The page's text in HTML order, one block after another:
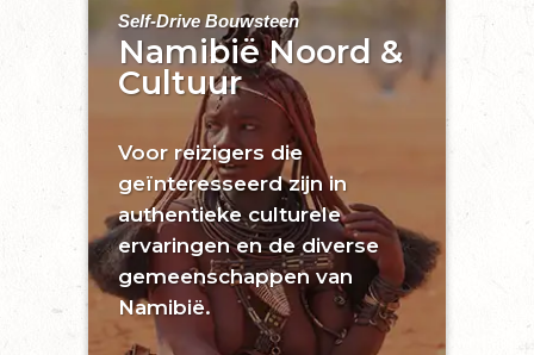
Self-Drive Bouwsteen
Namibië Noord &
Cultuur
Voor reizigers die
geïnteresseerd zijn in
authentieke culturele
ervaringen en de diverse
gemeenschappen van
Namibië.